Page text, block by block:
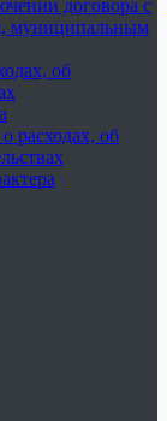
договора с
муниципальным
об
расходах, об